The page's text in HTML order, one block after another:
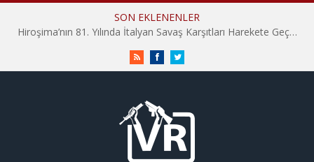
SON EKLENENLER
Hiroşima’nın 81. Yılında İtalyan Savaş Karşıtları Harekete Geçti: “Hatırlamak yeterli değil”
RSS FacebookTwitter